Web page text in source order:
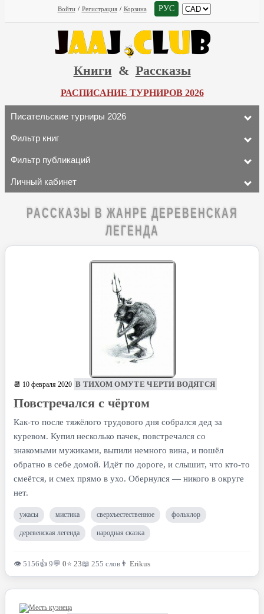
Войти / Регистрация / Корзина РУС
Книги & Рассказы
РАСПИСАНИЕ ТУРНИРОВ 2026
Писательские турниры 2026
Фильтр книг
Фильтр публикаций
Личный кабинет
РАССКАЗЫ В ЖАНРЕ ДЕРЕВЕНСКАЯ
ЛЕГЕНДА
📆 10 февраля 2020 В ТИХОМ ОМУТЕ ЧЕРТИ ВОДЯТСЯ
Повстречался с чёртом
Как-то после тяжёлого трудового дня собрался дед за
куревом. Купил несколько пачек, повстречался со
знакомыми мужиками, выпили немного вина, и пошёл
обратно в себе домой. Идёт по дороге, и слышит, что кто-то
смеётся, и смех прямо в ухо. Обернулся — никого в округе
нет.
ужасы мистика сверхъестественное фольклор
деревенская легенда народная сказка
👁 5156👍 9💬 0⭐ 23📖 255 слов 👨 Erikus